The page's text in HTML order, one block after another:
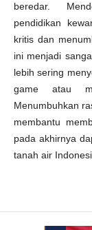
beredar.
pendidikan
kritis dan
ini menjadi
lebih sering
game atau
Menumbuhkan
membantu
pada akhirnya
tanah air